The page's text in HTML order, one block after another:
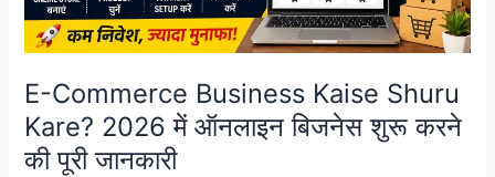
सही
प्लेटफॉर्म
E-Commerce Business Kaise Shuru
Kare? 2026 में ऑनलाइन बिजनेस शुरू करने
की पूरी जानकारी